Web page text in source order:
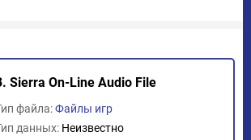
Sierra On-Line Audio File
файла:Файлы игр
данных: Неизвестно